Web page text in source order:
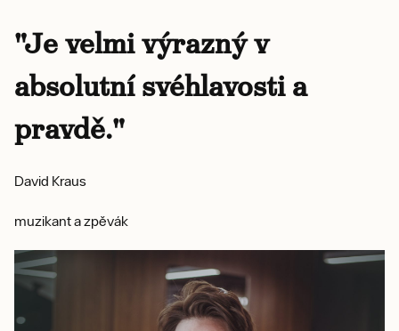
"Je velmi výrazný v
absolutní svéhlavosti a
pravdě."
David Kraus
muzikant a zpěvák